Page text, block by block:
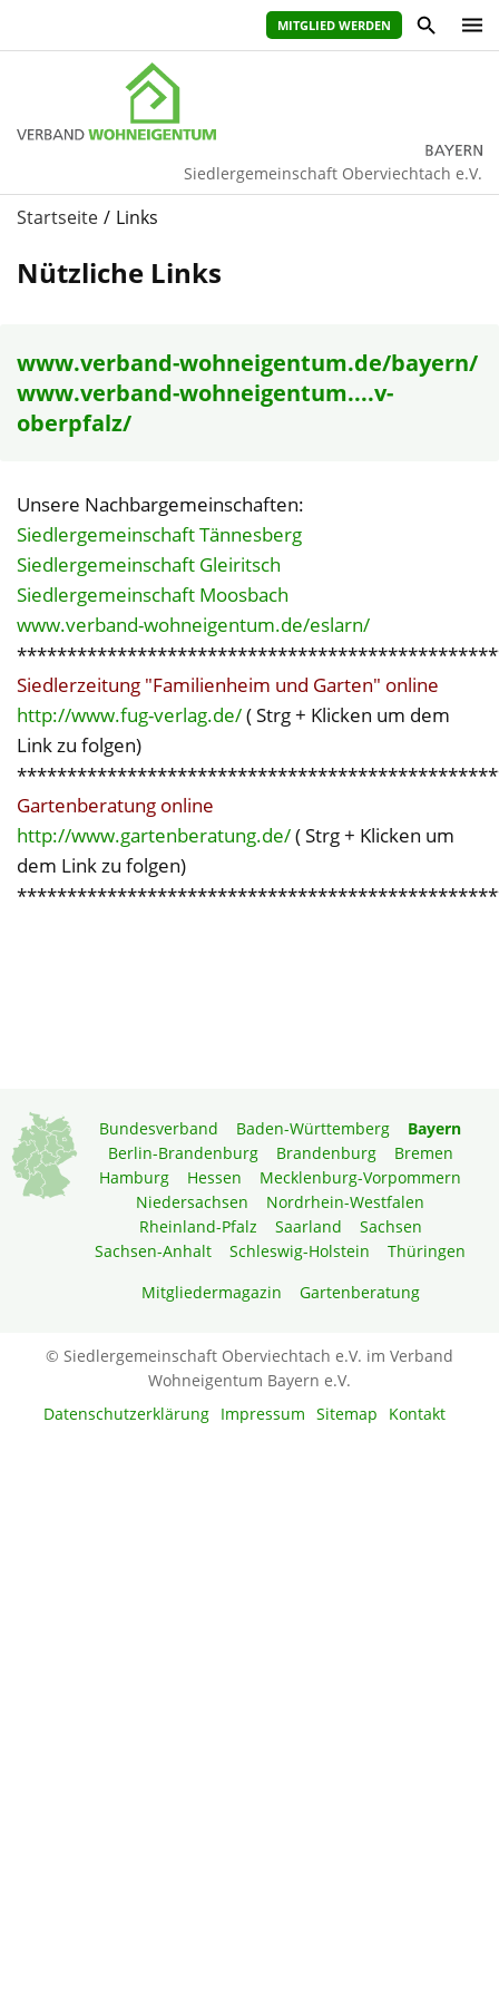
MITGLIED WERDEN
Siedlergemeinschaft Oberviechtach e.V.
Startseite Links
Nützliche Links
www.verband-wohneigentum.de/bayern/
www.verband-wohneigentum....v-
oberpfalz/
Unsere Nachbargemeinschaften:
Siedlergemeinschaft Tännesberg
Siedlergemeinschaft Gleiritsch
Siedlergemeinschaft Moosbach
www.verband-wohneigentum.de/eslarn/
Siedlerzeitung "Familienheim und Garten" online
http://www.fug-verlag.de/( Strg + Klicken um dem
Link zu folgen)
Gartenberatung online
http://www.gartenberatung.de/( Strg + Klicken um
dem Link zu folgen)
Bundesverband Baden-Württemberg
Bayern
Berlin-Brandenburg
Brandenburg
Bremen
Hamburg
Hessen
Mecklenburg-Vorpommern
Niedersachsen
Nordrhein-Westfalen
Rheinland-Pfalz
Saarland
Sachsen
Sachsen-Anhalt
Schleswig-Holstein
Thüringen
Mitgliedermagazin
Gartenberatung
© Siedlergemeinschaft Oberviechtach e.V. im Verband
Wohneigentum Bayern e.V.
Datenschutzerklärung
Impressum Sitemap Kontakt